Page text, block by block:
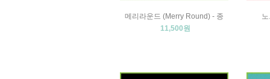
메리라운드 (Merry Round) - 종
11,500원